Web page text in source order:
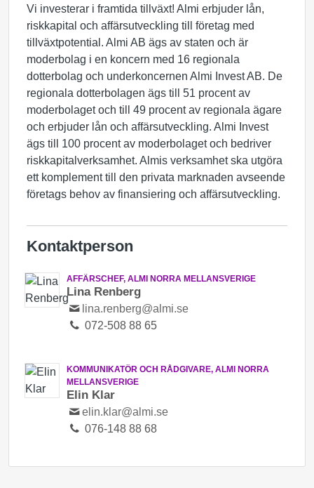
Vi investerar i framtida tillväxt! Almi erbjuder lån,
riskkapital och affärsutveckling till företag med
tillväxtpotential. Almi AB ägs av staten och är
moderbolag i en koncern med 16 regionala
dotterbolag och underkoncernen Almi Invest AB. De
regionala dotterbolagen ägs till 51 procent av
moderbolaget och till 49 procent av regionala ägare
och erbjuder lån och affärsutveckling. Almi Invest
ägs till 100 procent av moderbolaget och bedriver
riskkapitalverksamhet. Almis verksamhet ska utgöra
ett komplement till den privata marknaden avseende
företags behov av finansiering och affärsutveckling.
Kontaktperson
AFFÄRSCHEF, ALMI NORRA MELLANSVERIGE
Lina Renberg
lina.renberg@almi.se
072-508 88 65
KOMMUNIKATÖR OCH RÅDGIVARE, ALMI NORRA
MELLANSVERIGE
Elin Klar
elin.klar@almi.se
076-148 88 68